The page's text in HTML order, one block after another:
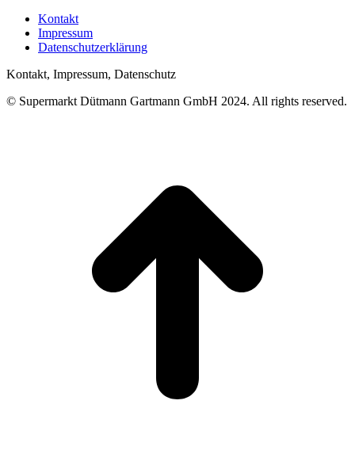
Kontakt
Impressum
Datenschutzerklärung
Kontakt, Impressum, Datenschutz
© Supermarkt Dütmann Gartmann GmbH 2024. All rights reserved.